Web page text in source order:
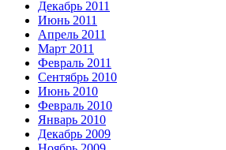
Декабрь 2011
Июнь 2011
Апрель 2011
Март 2011
Февраль 2011
Сентябрь 2010
Июнь 2010
Февраль 2010
Январь 2010
Декабрь 2009